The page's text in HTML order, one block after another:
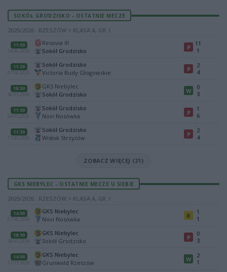
SOKÓŁ GRODZISKO - OSTATNIE MECZE
2025/2026 · RZESZÓW > KLASA A, GR. I
11:00
14.06.2026
Resovia III
Sokół Grodzisko
P
11
1
11:30
07.06.2026
Sokół Grodzisko
Victoria Budy Głogowskie
P
2
4
18:30
30.05.2026
GKS Niebylec
Sokół Grodzisko
W
0
3
11:30
24.05.2026
Sokół Grodzisko
Novi Nosówka
P
1
6
11:30
17.05.2026
Sokół Grodzisko
Wisłok Strzyżów
P
2
4
ZOBACZ WIĘCEJ (21)
GKS NIEBYLEC - OSTATNIE MECZE U SIEBIE
2025/2026 · RZESZÓW > KLASA A, GR. I
14:00
07.06.2026
GKS Niebylec
Novi Nosówka
R
1
1
18:30
30.05.2026
GKS Niebylec
Sokół Grodzisko
P
0
3
14:00
17.05.2026
GKS Niebylec
Grunwald Rzeszów
W
2
1